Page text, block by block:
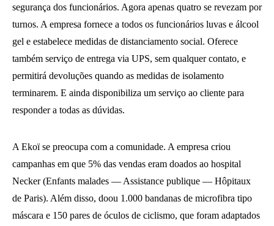
segurança dos funcionários. Agora apenas quatro se revezam por
turnos. A empresa fornece a todos os funcionários luvas e álcool
gel e estabelece medidas de distanciamento social. Oferece
também serviço de entrega via UPS, sem qualquer contato, e
permitirá devoluções quando as medidas de isolamento
terminarem. E ainda disponibiliza um serviço ao cliente para
responder a todas as dúvidas.
A Ekoï se preocupa com a comunidade. A empresa criou
campanhas em que 5% das vendas eram doados ao hospital
Necker (Enfants malades — Assistance publique — Hôpitaux
de Paris). Além disso, doou 1.000 bandanas de microfibra tipo
máscara e 150 pares de óculos de ciclismo, que foram adaptados